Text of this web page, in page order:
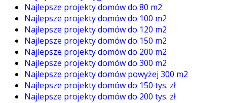
Najlepsze projekty domów do 80 m2
Najlepsze projekty domów do 100 m2
Najlepsze projekty domów do 120 m2
Najlepsze projekty domów do 150 m2
Najlepsze projekty domów do 200 m2
Najlepsze projekty domów do 300 m2
Najlepsze projekty domów powyżej 300 m2
Najlepsze projekty domów do 150 tys. zł
Najlepsze projekty domów do 200 tys. zł